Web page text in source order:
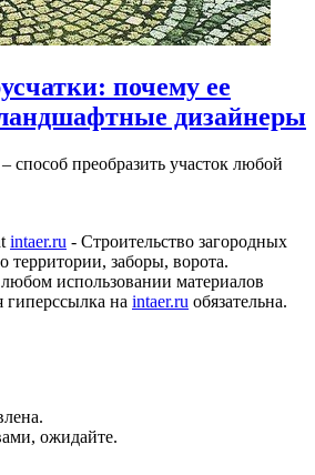
почему ее
дизайнеры
способ преобразить участок любой
intaer.ru - Cтроительство загородных
территории, заборы, ворота.
использовании материалов
гиперссылка на intaer.ru обязательна.
ожидайте.